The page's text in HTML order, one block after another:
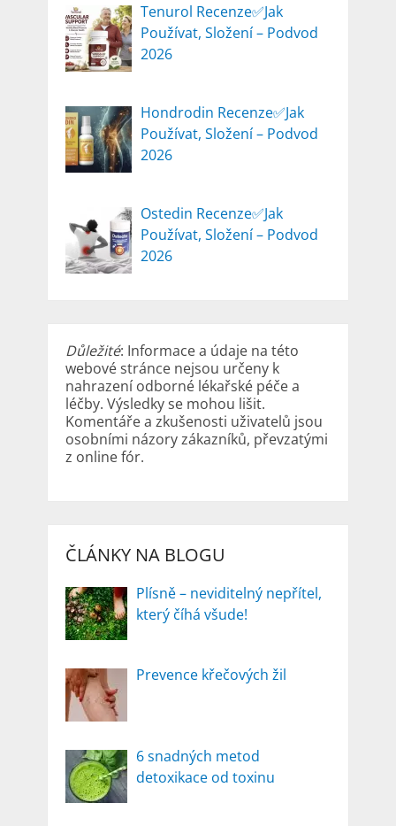
Tenurol Recenze✅Jak
Používat, Složení – Podvod
2026
Hondrodin Recenze✅Jak
Používat, Složení – Podvod
2026
Ostedin Recenze✅Jak
Používat, Složení – Podvod
2026
Důležité: Informace a údaje na této
webové stránce nejsou určeny k
nahrazení odborné lékařské péče a
léčby. Výsledky se mohou lišit.
Komentáře a zkušenosti uživatelů jsou
osobními názory zákazníků, převzatými
z online fór.
ČLÁNKY NA BLOGU
Plísně – neviditelný nepřítel,
který číhá všude!
Prevence křečových žil
6 snadných metod
detoxikace od toxinu